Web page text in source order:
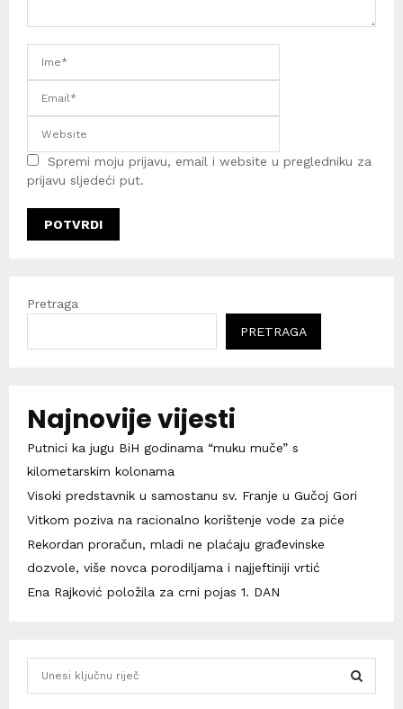
Spremi moju prijavu, email i website u pregledniku za
prijavu sljedeći put.
Pretraga
PRETRAGA
Najnovije vijesti
Putnici ka jugu BiH godinama “muku muče” s
kilometarskim kolonama
Visoki predstavnik u samostanu sv. Franje u Gučoj Gori
Vitkom poziva na racionalno korištenje vode za piće
Rekordan proračun, mladi ne plaćaju građevinske
dozvole, više novca porodiljama i najjeftiniji vrtić
Ena Rajković položila za crni pojas 1. DAN